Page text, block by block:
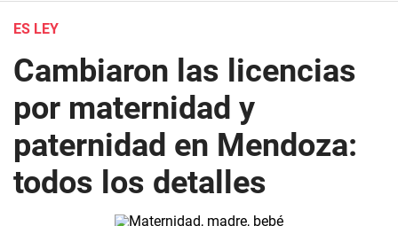
ES LEY
Cambiaron las licencias
por maternidad y
paternidad en Mendoza:
todos los detalles